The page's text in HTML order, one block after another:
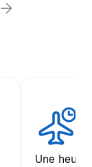
Une heure